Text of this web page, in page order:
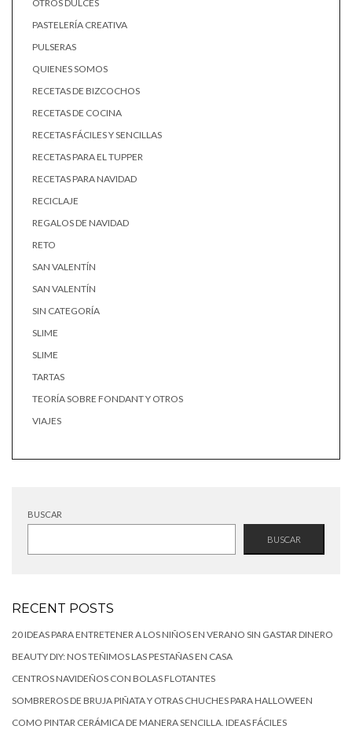
OTROS DULCES
PASTELERÍA CREATIVA
PULSERAS
QUIENES SOMOS
RECETAS DE BIZCOCHOS
RECETAS DE COCINA
RECETAS FÁCILES Y SENCILLAS
RECETAS PARA EL TUPPER
RECETAS PARA NAVIDAD
RECICLAJE
REGALOS DE NAVIDAD
RETO
SAN VALENTÍN
SAN VALENTÍN
SIN CATEGORÍA
SLIME
SLIME
TARTAS
TEORÍA SOBRE FONDANT Y OTROS
VIAJES
BUSCAR
BUSCAR
RECENT POSTS
20 IDEAS PARA ENTRETENER A LOS NIÑOS EN VERANO SIN GASTAR DINERO
BEAUTY DIY: NOS TEÑIMOS LAS PESTAÑAS EN CASA
CENTROS NAVIDEÑOS CON BOLAS FLOTANTES
SOMBREROS DE BRUJA PIÑATA Y OTRAS CHUCHES PARA HALLOWEEN
COMO PINTAR CERÁMICA DE MANERA SENCILLA. IDEAS FÁCILES